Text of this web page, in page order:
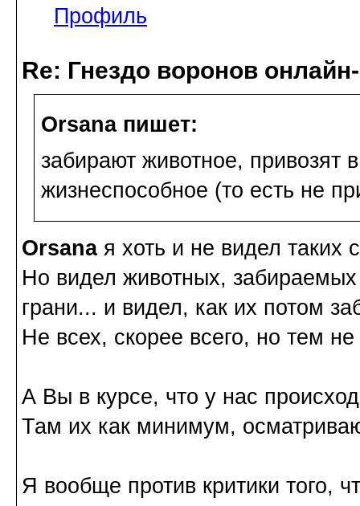
Профиль
Re: Гнездо воронов
Orsana пишет:
забирают животное, привозят
жизнеспособное (то есть не
Orsanaя хоть и не видел таких
Но видел животных, забираемых
грани... и видел, как их потом
Не всех, скорее всего, но тем
А Вы в курсе, что у нас
Там их как минимум,
Я вообще против критики того,